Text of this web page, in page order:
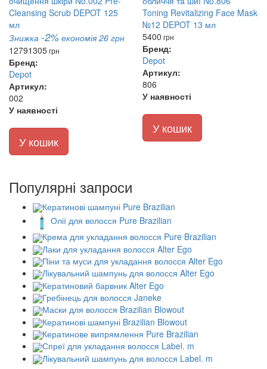
Знижка -2% економія 26 грн
12791305грн
Бренд:
Depot
Артикул:
002
У наявності
У кошик
5400 грн
Бренд:
Depot
Артикул:
806
У наявності
У кошик
Популярні запроси
Кератинові шампуні Pure Brazilian
Олії для волосся Pure Brazilian
Крема для укладання волосся Pure Brazilian
Лаки для укладання волосся Alter Ego
Піни та муси для укладання волосся Alter Ego
Лікувальний шампунь для волосся Alter Ego
Кератиновий барвник Alter Ego
Гребінець для волосся Janeke
Маски для волосся Brazilian Blowout
Кератинові шампуні Brazilian Blowout
Кератинове випрямлення Pure Brazilian
Спреї для укладання волосся Label. m
Лікувальний шампунь для волосся Label. m